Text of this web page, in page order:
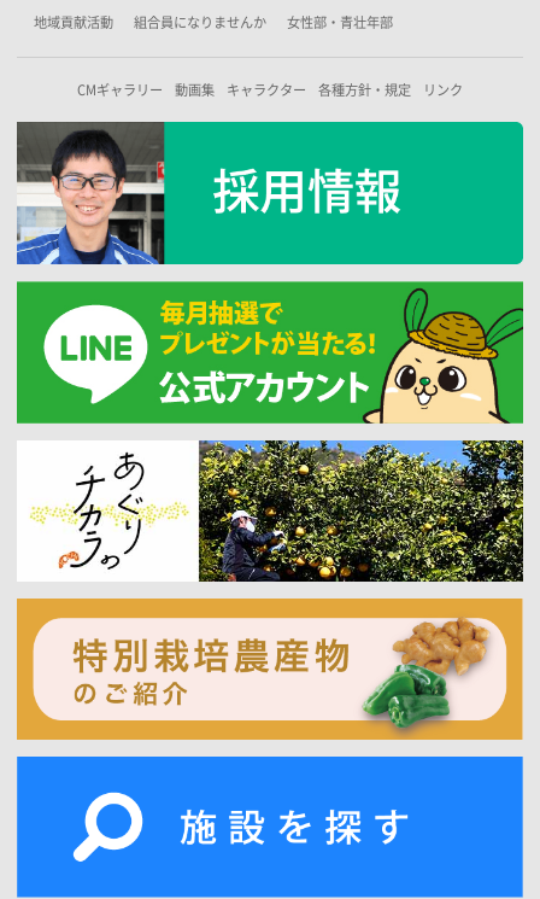
地域貢献活動 組合員になりませんか 女性部・青壮年部
CMギャラリー 動画集 キャラクター 各種方針・規定 リンク